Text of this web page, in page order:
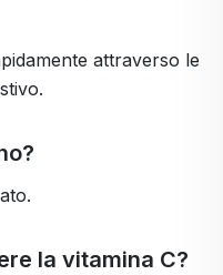
attraverso le
la vitamina C?